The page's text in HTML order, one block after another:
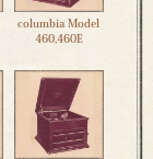
columbia Model
460,460E